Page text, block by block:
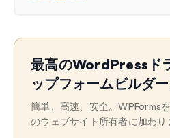
最高のWordPressド
ップフォームビルダ
簡単、高速、安全。WPForms
のウェブサイト所有者に加わり